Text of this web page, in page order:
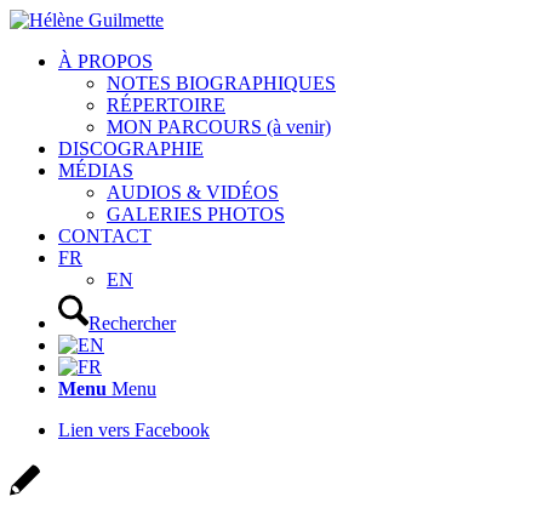
À PROPOS
NOTES BIOGRAPHIQUES
RÉPERTOIRE
MON PARCOURS (à venir)
DISCOGRAPHIE
MÉDIAS
AUDIOS & VIDÉOS
GALERIES PHOTOS
CONTACT
FR
EN
Rechercher
Menu Menu
Lien vers Facebook